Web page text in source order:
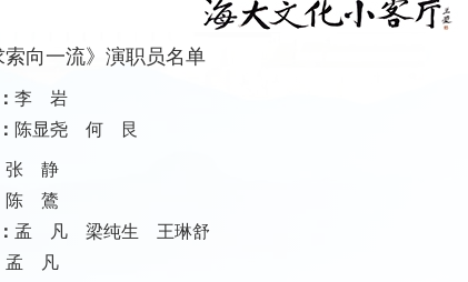
索向一流》演职员名单
李 岩
陈显尧 何 艮
张 静
陈 鷟
孟 凡 梁纯生 王琳舒
孟 凡